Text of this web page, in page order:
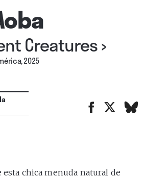
Creatures›
2025
chica menuda natural de